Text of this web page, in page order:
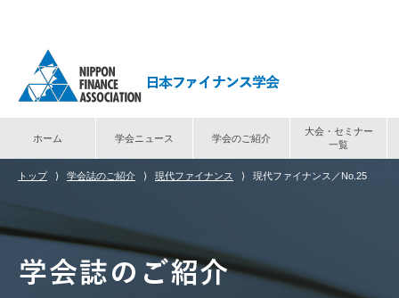
ホーム 学会ニュース 学会のご紹介
大会・セミナー
一覧
トップ ⟩ 学会誌のご紹介 ⟩ 現代ファイナンス ⟩ 現代ファイナンス／No.25